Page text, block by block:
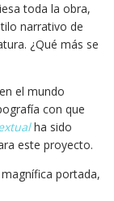
toda la obra,
narrativo de
¿Qué más se
el mundo
con que
ha sido
este proyecto.
portada,